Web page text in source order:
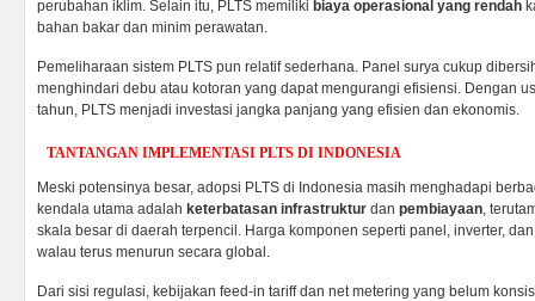
perubahan iklim. Selain itu, PLTS memiliki biaya operasional yang rendah
bahan bakar dan minim perawatan.
Pemeliharaan sistem PLTS pun relatif sederhana. Panel surya cukup
menghindari debu atau kotoran yang dapat mengurangi efisiensi. Dengan
tahun, PLTS menjadi investasi jangka panjang yang efisien dan ekonomis.
TANTANGAN IMPLEMENTASI PLTS DI INDONESIA
Meski potensinya besar, adopsi PLTS di Indonesia masih menghadapi
kendala utama adalah keterbatasan infrastruktur dan pembiayaan,
skala besar di daerah terpencil. Harga komponen seperti panel, inverter,
walau terus menurun secara global.
Dari sisi regulasi, kebijakan feed-in tariff dan net metering yang belum